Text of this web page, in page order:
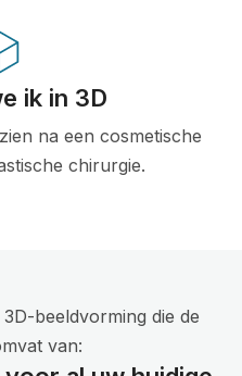
ik in 3D
na een cosmetische
chirurgie.
beeldvorming die de
van: